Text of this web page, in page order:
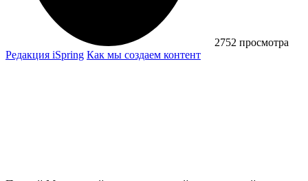
2752 просмотра
Редакция iSpring Как мы создаем контент